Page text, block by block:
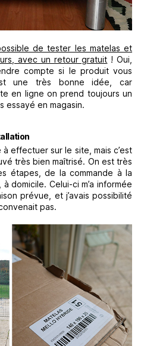
de tester les matelas et
avec un retour gratuit ! Oui,
compte si le produit vous
une très bonne idée, car
en ligne on prend toujours un
essayé en magasin.
effectuer sur le site, mais c’est
très bien maîtrisé. On est très
étapes, de la commande à la
domicile. Celui-ci m’a informée
prévue, et j’avais possibilité
pas.